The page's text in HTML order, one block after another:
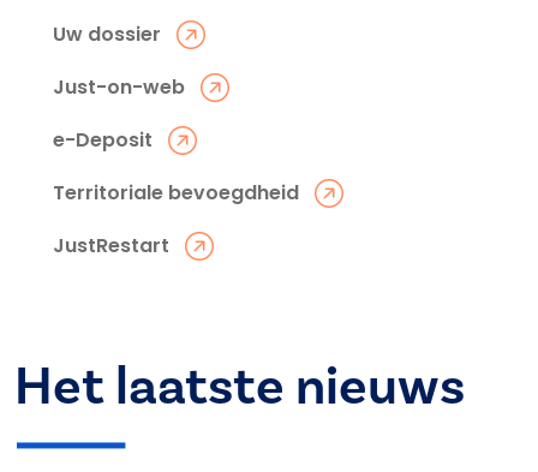
Uw dossier
Just-on-web
e-Deposit
Territoriale bevoegdheid
JustRestart
Het laatste nieuws